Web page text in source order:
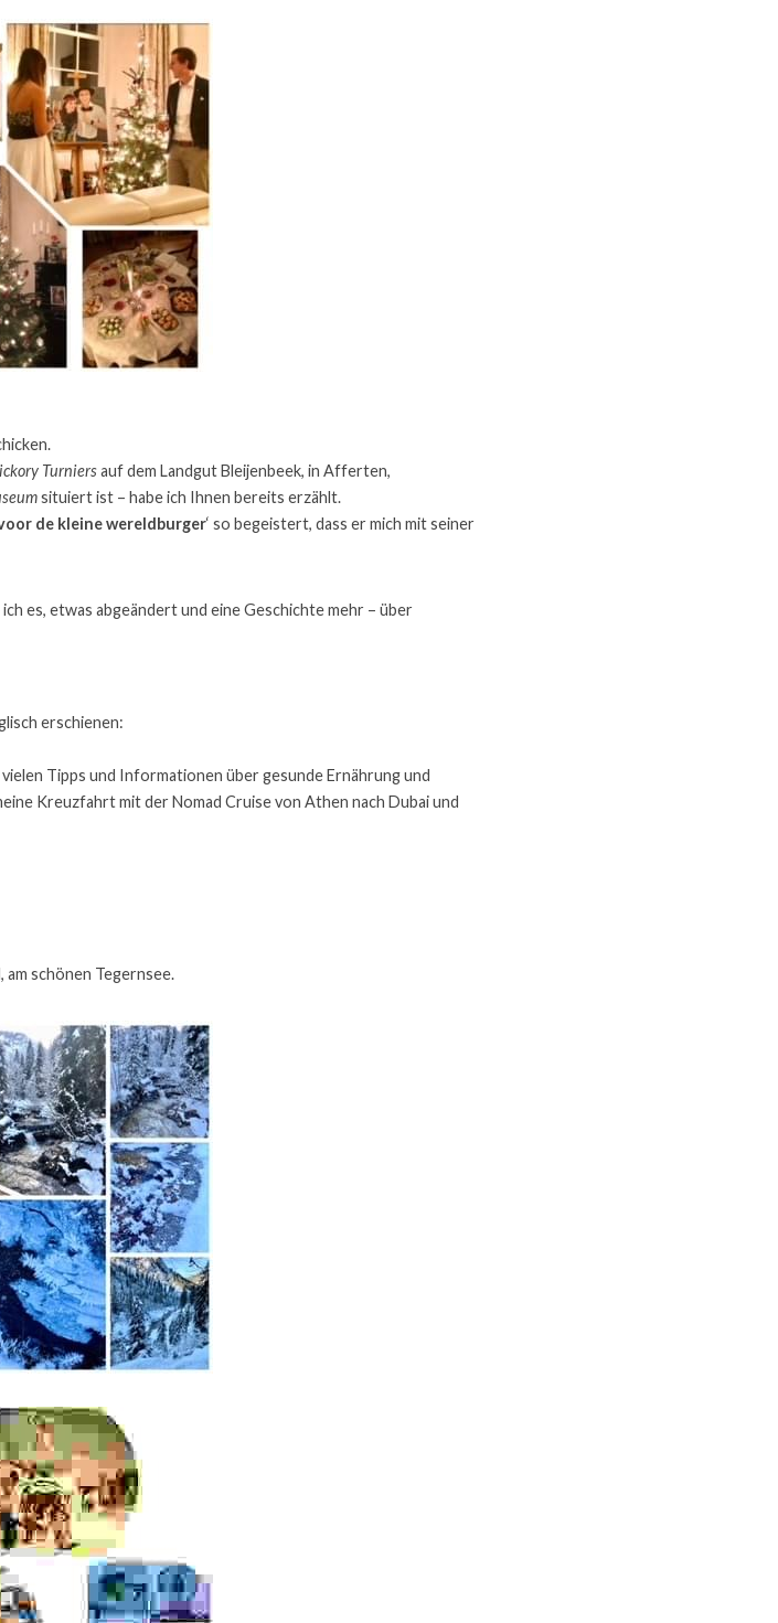
Turniers auf dem Landgut Bleijenbeek, in Afferten,
situiert ist – habe ich Ihnen bereits erzählt.
de kleine wereldburger‘ so begeistert, dass er mich mit seiner
es, etwas abgeändert und eine Geschichte mehr – über
erschienen:
Tipps und Informationen über gesunde Ernährung und
Kreuzfahrt mit der Nomad Cruise von Athen nach Dubai und
schönen Tegernsee.